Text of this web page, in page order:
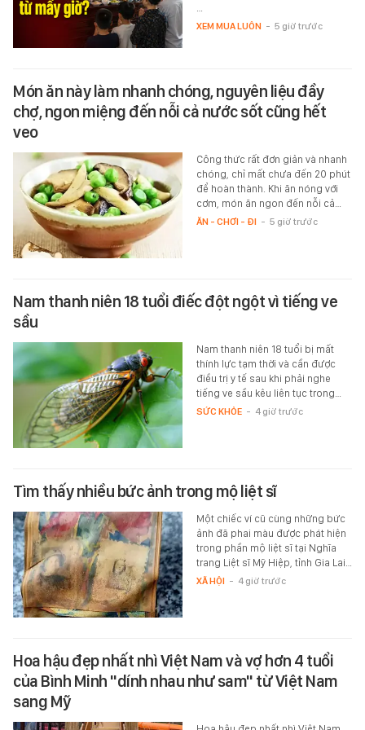
XEM MUA LUÔN - 5 giờ trước
Món ăn này làm nhanh chóng, nguyên liệu đầy
chợ, ngon miệng đến nỗi cả nước sốt cũng hết
veo
Công thức rất đơn giản và nhanh
chóng, chỉ mất chưa đến 20 phút
để hoàn thành. Khi ăn nóng với
cơm, món ăn ngon đến nỗi cả…
ĂN - CHƠI - ĐI - 5 giờ trước
Nam thanh niên 18 tuổi điếc đột ngột vì tiếng ve
sầu
Nam thanh niên 18 tuổi bị mất
thính lực tạm thời và cần được
điều trị y tế sau khi phải nghe
tiếng ve sầu kêu liên tục trong…
SỨC KHỎE - 4 giờ trước
Tìm thấy nhiều bức ảnh trong mộ liệt sĩ
Một chiếc ví cũ cùng những bức
ảnh đã phai màu được phát hiện
trong phần mộ liệt sĩ tại Nghĩa
trang Liệt sĩ Mỹ Hiệp, tỉnh Gia Lai…
XÃ HỘI - 4 giờ trước
Hoa hậu đẹp nhất nhì Việt Nam và vợ hơn 4 tuổi
của Bình Minh "dính nhau như sam" từ Việt Nam
sang Mỹ